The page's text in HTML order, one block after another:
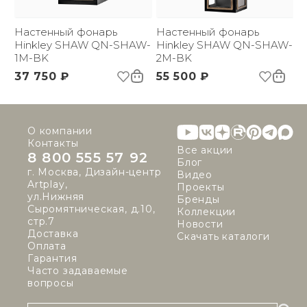
Страна происхождения
Размер упаковки
(ДхШxВ):
250х230х710
Вес брутто, кг:
5.01
Настенный фонарь
Hinkley SHAW QN-SHAW-
1M-BK
37 750 ₽
Настенный фонарь
Hinkley SHAW QN-SHAW-
2M-BK
55 500 ₽
О компании
Контакты
8 800 555 57 92
г. Москва, Дизайн-центр
Artplay,
ул.Нижняя
Сыромятническая, д.10,
стр.7
Доставка
Оплата
Гарантия
Часто задаваемые
вопросы
Все акции
Блог
Видео
Проекты
Бренды
Коллекции
Новости
Скачать каталоги